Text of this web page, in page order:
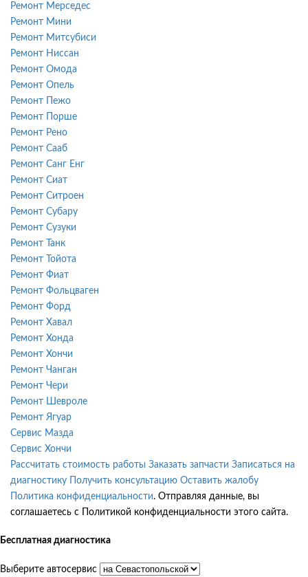
Ремонт Мерседес
Ремонт Мини
Ремонт Митсубиси
Ремонт Ниссан
Ремонт Омода
Ремонт Опель
Ремонт Пежо
Ремонт Порше
Ремонт Рено
Ремонт Сааб
Ремонт Санг Енг
Ремонт Сиат
Ремонт Ситроен
Ремонт Субару
Ремонт Сузуки
Ремонт Танк
Ремонт Тойота
Ремонт Фиат
Ремонт Фольцваген
Ремонт Форд
Ремонт Хавал
Ремонт Хонда
Ремонт Хончи
Ремонт Чанган
Ремонт Чери
Ремонт Шевроле
Ремонт Ягуар
Сервис Мазда
Сервис Хончи
Рассчитать стоимость работы Заказать запчасти Записаться на
диагностику
Получить консультацию Оставить жалобу
Политика конфиденциальности. Отправляя данные, вы
соглашаетесь с Политикой конфиденциальности этого сайта.
Бесплатная диагностика
Выберите автосервис